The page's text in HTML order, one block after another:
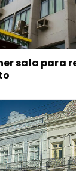
sala para